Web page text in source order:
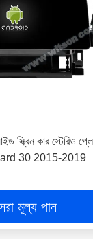
স্ক্রিন কার স্টেরিও
30 2015-2019
মূল্য পান